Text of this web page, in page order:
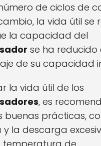
de ciclos de
la vida útil se
la capacidad del
se ha reducido
de su capacidad
la vida útil de los
, es
buenas prácticas,
la descarga